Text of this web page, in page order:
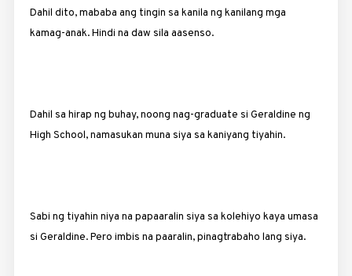
Dahil dito, mababa ang tingin sa kanila ng kanilang mga
kamag-anak. Hindi na daw sila aasenso.
Dahil sa hirap ng buhay, noong nag-graduate si Geraldine ng
High School, namasukan muna siya sa kaniyang tiyahin.
Sabi ng tiyahin niya na papaaralin siya sa kolehiyo kaya umasa
si Geraldine. Pero imbis na paaralin, pinagtrabaho lang siya.